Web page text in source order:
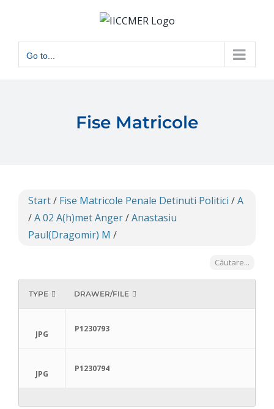
content
Go to...
Fise Matricole
Start/ Fise Matricole Penale Detinuti Politici /A
/A 02 A(h)met Anger/Anastasiu
Paul(Dragomir) M /
Căutare...
TYPE DRAWER/FILE
JPG
P1230793
JPG
P1230794